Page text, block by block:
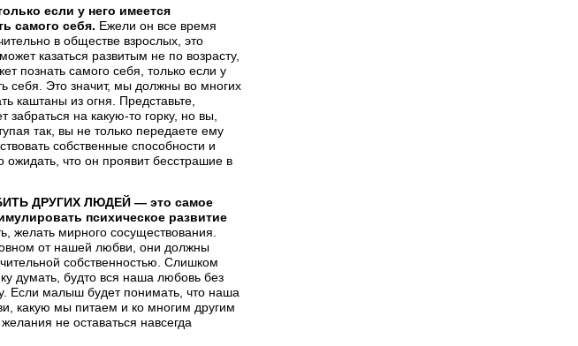
ес­ли у него имеется
самого себя. Ежели он все время
в обществе взрос­лых, это
казаться развитым не по возрасту,
познать самого себя, только если у
себя. Это значит, мы должны во многих
каштаны из огня. Пред­ставьте,
на какую-то горку, но вы,
так, вы не только пере­даете ему
собственные способности и
что он проявит бес­страшие в
ДРУГИХ ЛЮДЕЙ — это самое
психическое развитие
желать мирного сосуществования.
от нашей любви, они должны
собствен­ностью. Слишком
думать, будто вся наша любовь без
Если малыш будет по­нимать, что наша
какую мы питаем и ко многим другим
не оставать­ся навсегда